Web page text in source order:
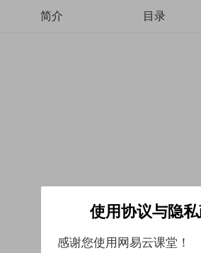
简介 目录
使用协议与隐
感谢您使用网易云课堂！